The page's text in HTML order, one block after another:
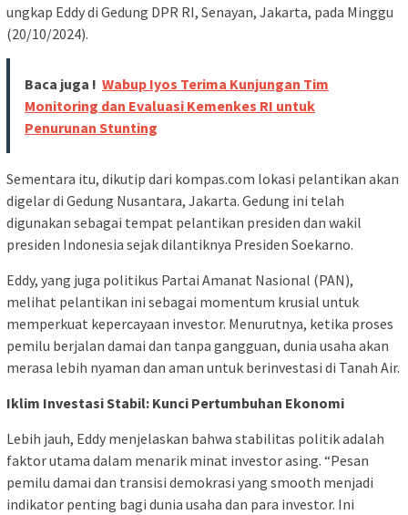
ungkap Eddy di Gedung DPR RI, Senayan, Jakarta, pada Minggu
(20/10/2024).
Baca juga ! Wabup Iyos Terima Kunjungan Tim
Monitoring dan Evaluasi Kemenkes RI untuk
Penurunan Stunting
Sementara itu, dikutip dari kompas.com lokasi pelantikan akan
digelar di Gedung Nusantara, Jakarta. Gedung ini telah
digunakan sebagai tempat pelantikan presiden dan wakil
presiden Indonesia sejak dilantiknya Presiden Soekarno.
Eddy, yang juga politikus Partai Amanat Nasional (PAN),
melihat pelantikan ini sebagai momentum krusial untuk
memperkuat kepercayaan investor. Menurutnya, ketika proses
pemilu berjalan damai dan tanpa gangguan, dunia usaha akan
merasa lebih nyaman dan aman untuk berinvestasi di Tanah Air.
Iklim Investasi Stabil: Kunci Pertumbuhan Ekonomi
Lebih jauh, Eddy menjelaskan bahwa stabilitas politik adalah
faktor utama dalam menarik minat investor asing. “Pesan
pemilu damai dan transisi demokrasi yang smooth menjadi
indikator penting bagi dunia usaha dan para investor. Ini